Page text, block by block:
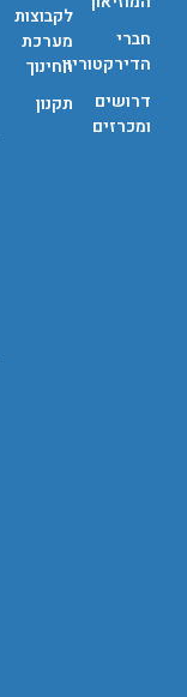
חברי
הדירקטוריון
דרושים
ומכרזים
לקבוצות
מערכת
החינוך
תקנון